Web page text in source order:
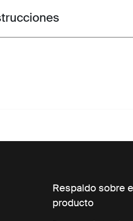
Toggle guides and instructions
Respaldo sobre
producto